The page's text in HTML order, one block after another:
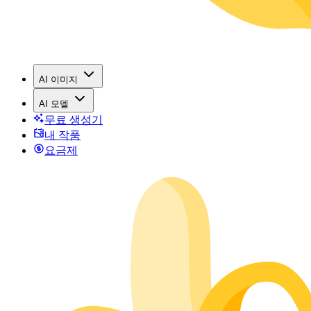
AI 이미지
AI 모델
무료 생성기
내 작품
요금제